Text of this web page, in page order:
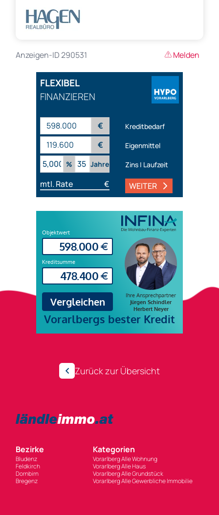
Anzeigen-ID 290531 Melden
FLEXIBEL
FINANZIEREN
€ Kreditbedarf
€
Eigenmittel
%
Jahre Zins | Laufzeit
mtl. Rate € WEITER
Zurück zur Übersicht
Bezirke
Bludenz
Feldkirch
Dornbirn
Bregenz
Kategorien
Vorarlberg Alle Wohnung
Vorarlberg Alle Haus
Vorarlberg Alle Grundstück
Vorarlberg Alle Gewerbliche Immobilie